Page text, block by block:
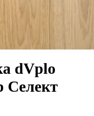
dVplo
Селект